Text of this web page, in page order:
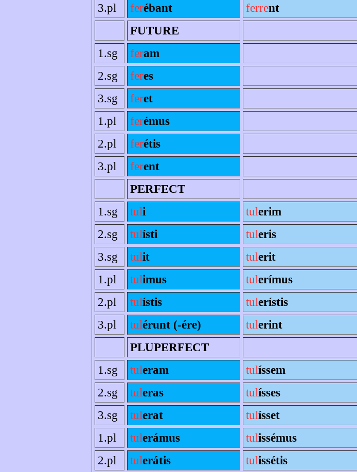
3.pl
ferébant ferrent
FUTURE
1.sg
feram
2.sg
feres
3.sg
feret
1.pl
ferémus
2.pl
ferétis
3.pl
ferent
PERFECT
1.sg
tuli tulerim
2.sg
tulísti tuleris
3.sg
tulit tulerit
1.pl
tulimus tulerímus
2.pl
tulístis tulerístis
3.pl
tulérunt (-ére) tulerint
PLUPERFECT
1.sg
tuleram tulíssem
2.sg
tuleras tulísses
3.sg
tulerat tulísset
1.pl
tulerámus tulissémus
2.pl
tulerátis tulissétis